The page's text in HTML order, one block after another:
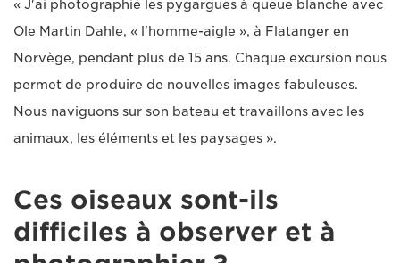
« J'ai photographié les pygargues à queue blanche avec
Ole Martin Dahle, « l'homme-aigle », à Flatanger en
Norvège, pendant plus de 15 ans. Chaque excursion nous
permet de produire de nouvelles images fabuleuses.
Nous naviguons sur son bateau et travaillons avec les
animaux, les éléments et les paysages ».
Ces oiseaux sont-ils
difficiles à observer et à